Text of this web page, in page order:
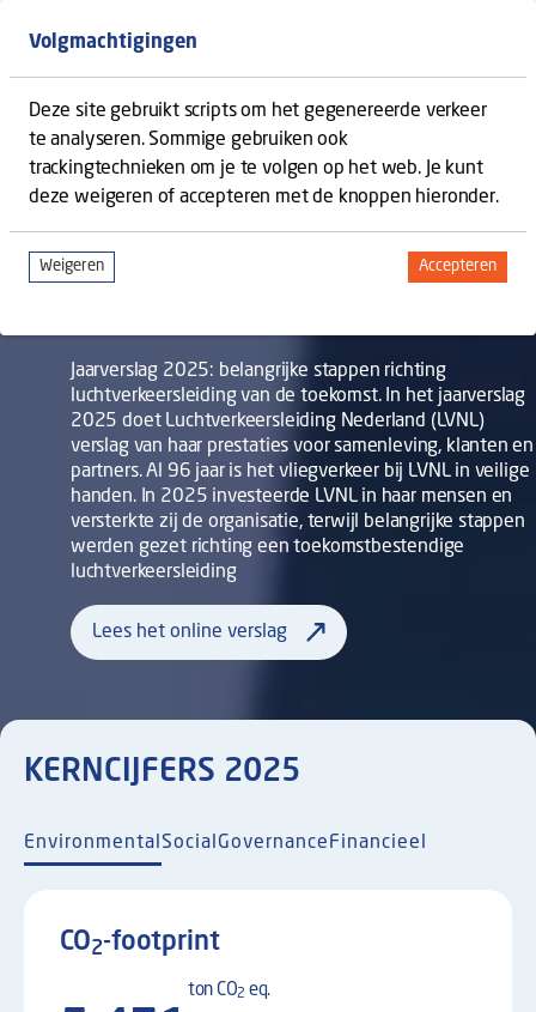
Volgmachtigingen
Deze site gebruikt scripts om het gegenereerde verkeer
te analyseren. Sommige gebruiken ook
trackingtechnieken om je te volgen op het web. Je kunt
deze weigeren of accepteren met de knoppen hieronder.
Weigeren
tracking scripts
Accepteren
tracking
OPEN CONTENT NAVIGATION
MENU
JAARVERSLAG 2025
Jaarverslag 2025: belangrijke stappen richting
luchtverkeersleiding van de toekomst. In het jaarverslag
2025 doet Luchtverkeersleiding Nederland (LVNL)
verslag van haar prestaties voor samenleving, klanten en
partners. Al 96 jaar is het vliegverkeer bij LVNL in veilige
handen. In 2025 investeerde LVNL in haar mensen en
versterkte zij de organisatie, terwijl belangrijke stappen
werden gezet richting een toekomstbestendige
luchtverkeersleiding
Lees het online verslag
KERNCIJFERS 2025
EnvironmentalSocialGovernanceFinancieel
CO2-footprint
tonCO2 eq.